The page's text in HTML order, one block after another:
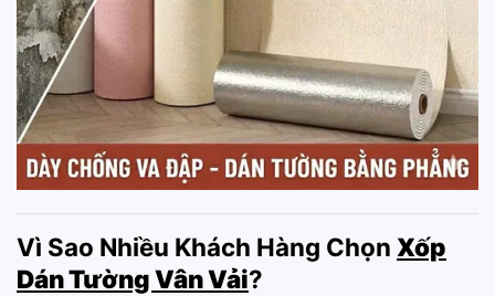
Vì Sao Nhiều Khách Hàng Chọn Xốp
Dán Tường Vân Vải?